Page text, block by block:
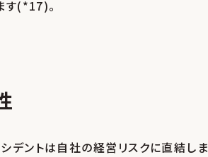
(*17)。
デントは自社の経営リスクに直結しま